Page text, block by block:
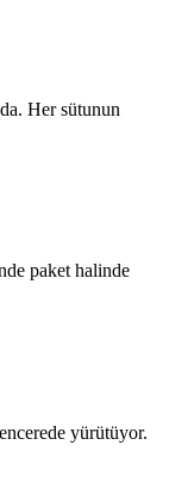
Her sütunun
paket halinde
yürütüyor.